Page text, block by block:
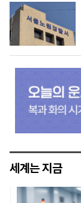
세계는 지금